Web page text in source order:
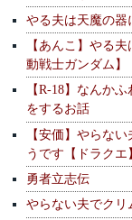
やる夫は天魔の器
【あんこ】やる
動戦士ガンダム】
【R-18】なんか
をするお話
【安価】やらな
うです【ドラクエ】
勇者立志伝
やらない夫でクリ